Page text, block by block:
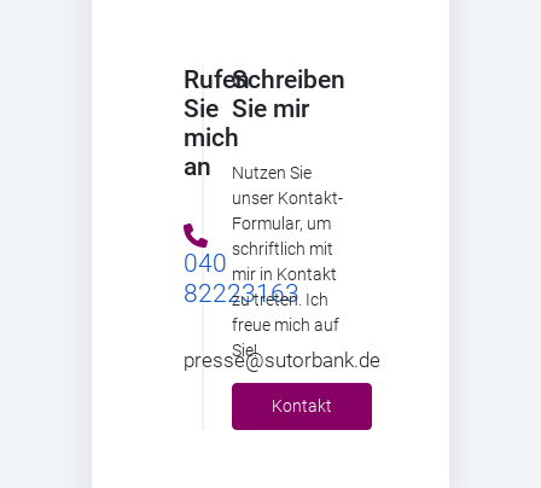
Rufen
Sie
mich
an
040
82223163
presse@sutorbank.de
Schreiben
Sie mir
Nutzen Sie
unser Kontakt-
Formular, um
schriftlich mit
mir in Kontakt
zu treten. Ich
freue mich auf
Sie!
Kontakt